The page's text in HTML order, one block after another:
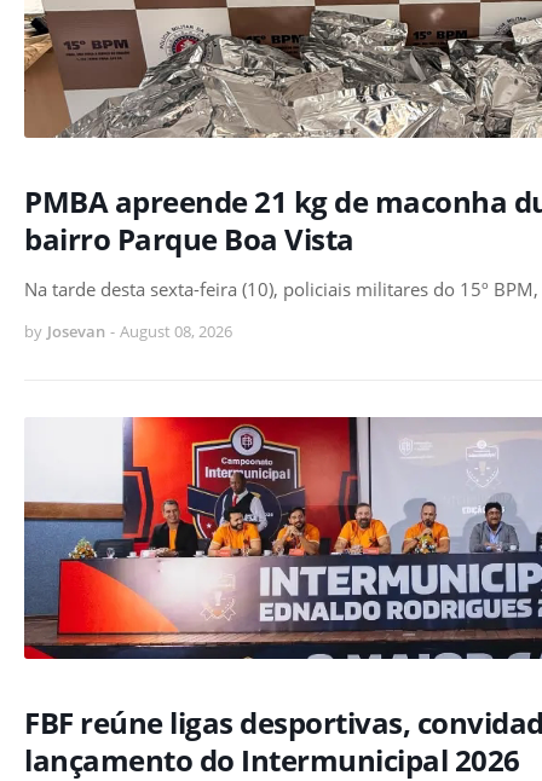
PMBA apreende 21 kg de maconha
bairro Parque Boa Vista
Na tarde desta sexta-feira (10), policiais militares do 15º
by Josevan - August 08, 2026
FBF reúne ligas desportivas,
lançamento do Intermunicipal 2026